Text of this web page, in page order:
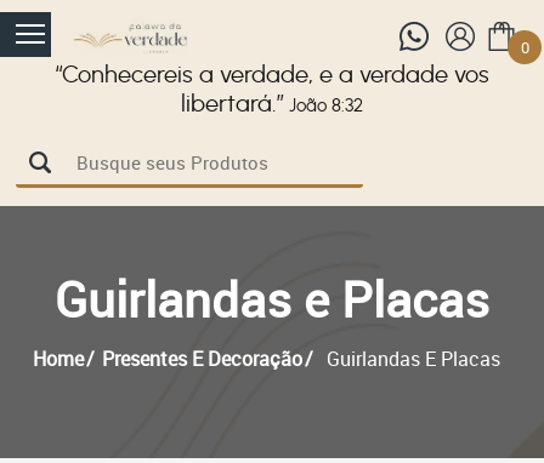
“Conhecereis a verdade, e a verdade vos
libertará.” João 8:32
0
Guirlandas e Placas
Home Presentes E Decoração Guirlandas E Placas